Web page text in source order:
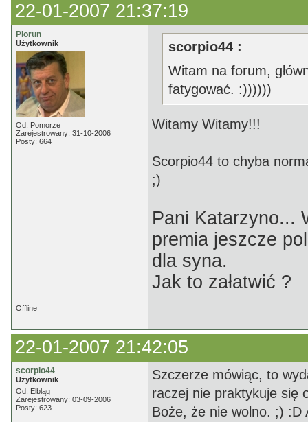
22-01-2007 21:37:19
Piorun
Użytkownik
Od: Pomorze
Zarejestrowany: 31-10-2006
Posty: 664
scorpio44 :
Witam na forum,
fatygować. :))))))
Witamy Witamy!!!
Scorpio44 to chyba
;)
Pani Katarzyno...
premia jeszcze
dla syna.
Jak to załatwić ?
Offline
22-01-2007 21:42:05
scorpio44
Użytkownik
Od: Elbląg
Zarejestrowany: 03-09-2006
Posty: 623
Szczerze mówiąc, to
raczej nie praktykuje się
Boże, że nie wolno. ;) :D